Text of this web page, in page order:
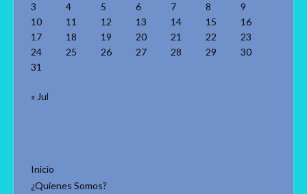
3
4 5 6 7 8
9
10
11 12 13 14 15
16
17
18 19 20 21 22
23
24
25 26 27 28 29
30
31
« Jul
Inicio
¿Quienes Somos?